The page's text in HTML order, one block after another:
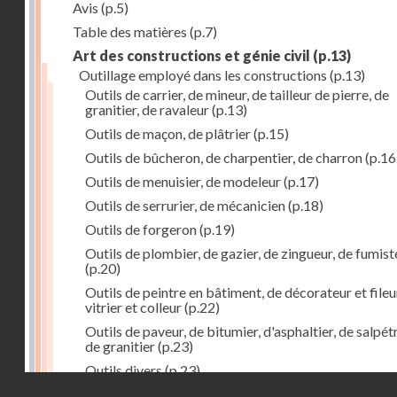
Avis (p.5)
Table des matières (p.7)
Art des constructions et génie civil (p.13)
Outillage employé dans les constructions (p.13)
Outils de carrier, de mineur, de tailleur de pierre, de
granitier, de ravaleur(p.13)
Outils de maçon, de plâtrier(p.15)
Outils de bûcheron, de charpentier, de charron
Outils de menuisier, de modeleur(p.17)
Outils de serrurier, de mécanicien(p.18)
Outils de forgeron(p.19)
Outils de plombier, de gazier, de zingueur, de
(p.20)
Outils de peintre en bâtiment, de décorateur et
vitrier et colleur(p.22)
Outils de paveur, de bitumier, d'asphaltier, de
de granitier(p.23)
Outils divers(p.23)